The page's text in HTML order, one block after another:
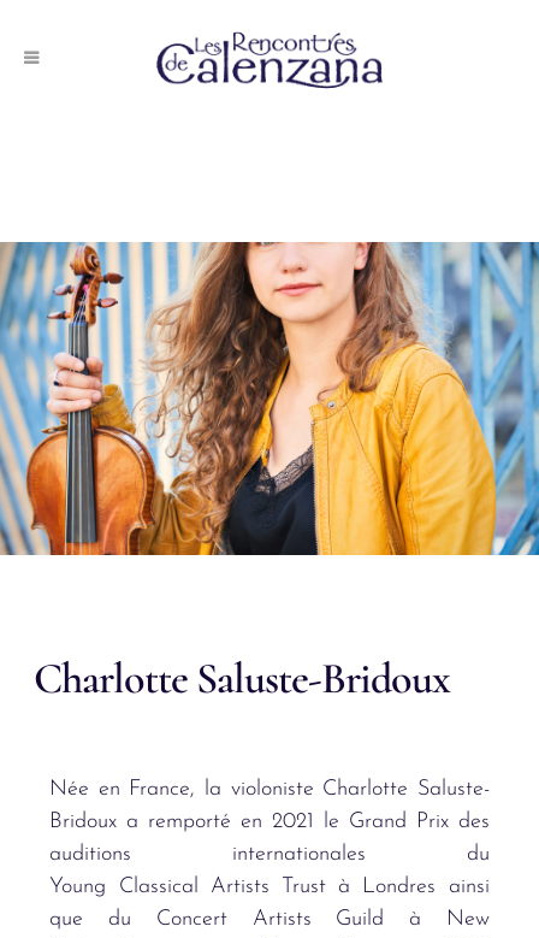
Charlotte Saluste-Bridoux
Née en France, la violoniste Charlotte Saluste-
Bridoux a remporté en 2021 le Grand Prix des
auditions internationales du
Young Classical Artists Trust à Londres ainsi
que du Concert Artists Guild à
New